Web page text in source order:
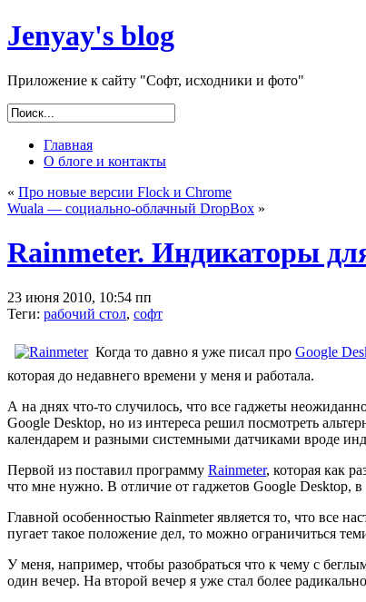
Jenyay's blog
Приложение к сайту "Софт, исходники и фото"
Главная
О блоге и контакты
« Про новые версии Flock и Chrome
Wuala — социально-облачный DropBox »
Rainmeter. Индикаторы
23 июня 2010, 10:54 пп
Теги: рабочий стол, софт
Когда то давно я уже писал про Google
которая до недавнего времени у меня и работала.
А на днях что-то случилось, что все гаджеты
Google Desktop, но из интереса решил посмотреть
календарем и разными системными датчиками вроде
Первой из поставил программу Rainmeter, которая как
что мне нужно. В отличие от гаджетов Google Desktop,
Главной особенностью Rainmeter является то, что все
пугает такое положение дел, то можно ограничиться
У меня, например, чтобы разобраться что к чему с
один вечер. На второй вечер я уже стал более